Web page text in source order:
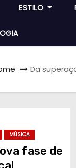
ESTILO
Da
MÚSICA
fase de